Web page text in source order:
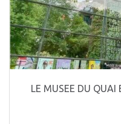
LE MUSEE DU QUAI